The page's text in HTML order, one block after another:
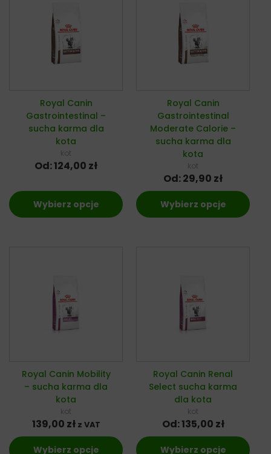
Royal Canin
Gastrointestinal –
sucha karma dla
kota
kot
Od:124,00 zł
Wybierz opcje
Royal Canin
Gastrointestinal
Moderate Calorie –
sucha karma dla
kota
kot
Od:29,90 zł
Wybierz opcje
Royal Canin Mobility
– sucha karma dla
kota
kot
139,00 zł z VAT
Wybierz opcje
Royal Canin Renal
Select sucha karma
dla kota
kot
Od:135,00 zł
Wybierz opcje